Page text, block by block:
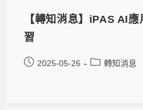
【轉知消息】iPAS AI
習
2025-05-26 轉知消息